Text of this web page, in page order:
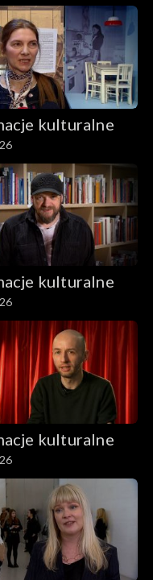
kulturalne
kulturalne
kulturalne